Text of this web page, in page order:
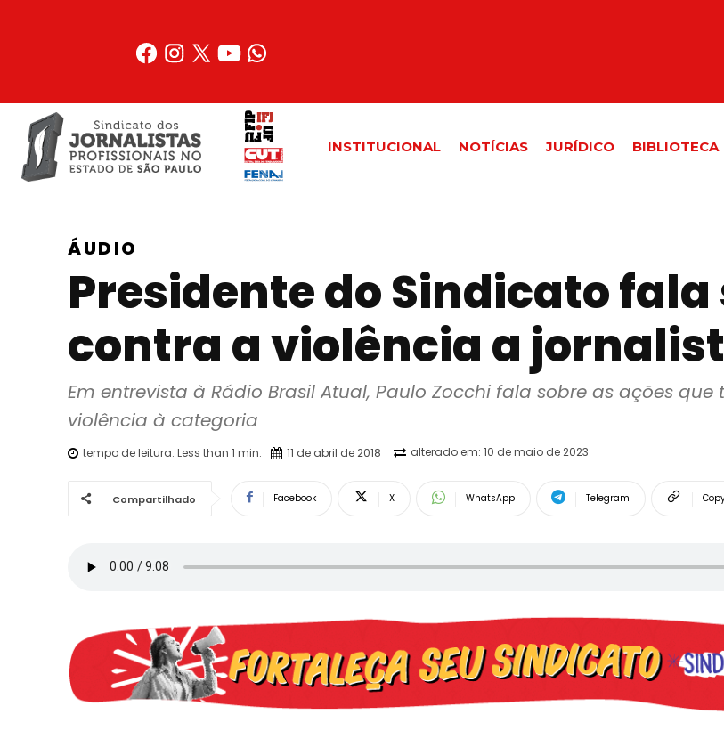
INSTITUCIONAL NOTÍCIAS JURÍDICO BIBLIOTECA
ÁUDIO
Presidente do Sindicato
contra a violência a
Em entrevista à Rádio Brasil Atual, Paulo Zocchi fala sobre as ações
tempo de leitura: Less than 1 min. 11 de abril de 2018 alterado em: 10 de maio de 2023
Compartilhado Facebook X WhatsApp Telegram